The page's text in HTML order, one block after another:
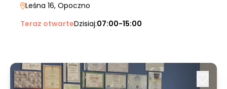
Leśna 16, Opoczno
Teraz otwarteDzisiaj:07:00-15:00